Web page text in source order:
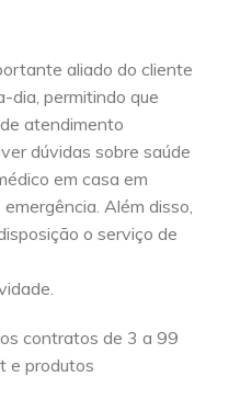
aliado do cliente
dia, permitindo que
atendimento
dúvidas sobre saúde
em casa em
Além disso,
o serviço de
contratos de 3 a 99
e produtos